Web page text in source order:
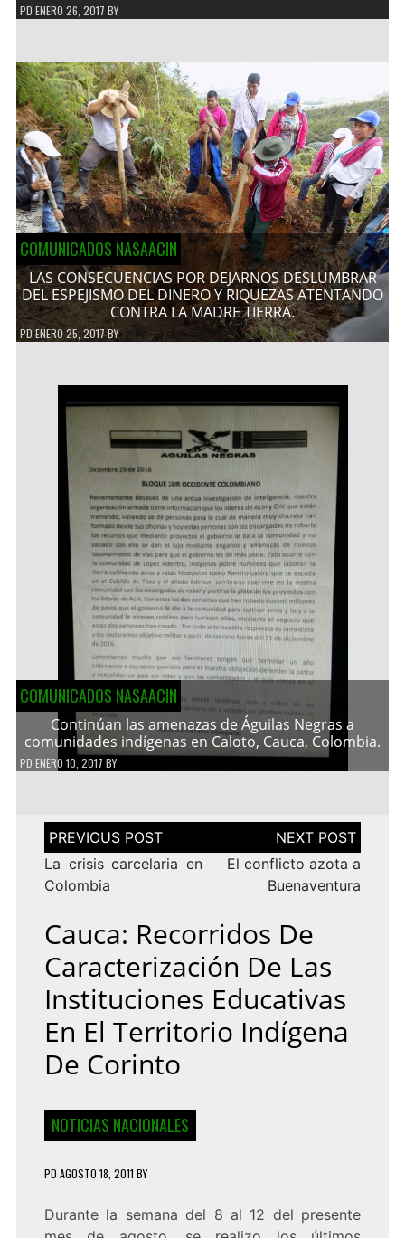
PD ENERO 26, 2017 BY
COMUNICADOS NASAACIN
LAS CONSECUENCIAS POR DEJARNOS DESLUMBRAR
DEL ESPEJISMO DEL DINERO Y RIQUEZAS ATENTANDO
CONTRA LA MADRE TIERRA.
PDENERO 25, 2017BY
COMUNICADOS NASAACIN
Continúan las amenazas de Águilas Negras a
comunidades indígenas en Caloto, Cauca, Colombia.
PD ENERO 10, 2017 BY
Navegación
de
entradas
La crisis carcelaria en
Colombia
El conflicto azota a
Buenaventura
Cauca: Recorridos De
Caracterización De Las
Instituciones Educativas
En El Territorio Indígena
De Corinto
NOTICIAS NACIONALES
PD AGOSTO 18, 2011 BY
Durante la semana del 8 al 12 del presente